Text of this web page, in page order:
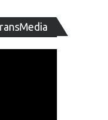
de
vídeo